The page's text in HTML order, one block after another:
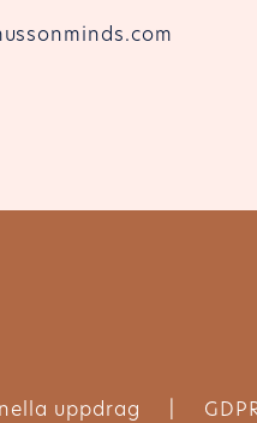
uppdrag